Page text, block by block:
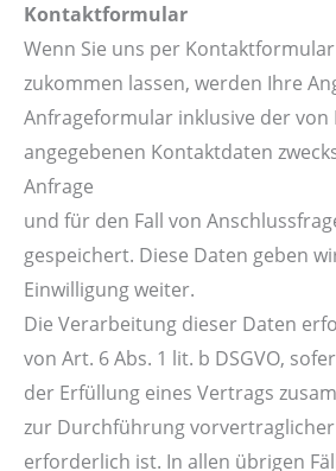
Kontaktformular
Wenn Sie uns per
zukommen lassen, werden Ihre
Anfrageformular inklusive der
angegebenen Kontaktdaten
Anfrage
und für den Fall von
gespeichert. Diese Daten geben
Einwilligung weiter.
Die Verarbeitung dieser Daten
von Art. 6 Abs. 1 lit. b DSGVO,
der Erfüllung eines Vertrags
zur Durchführung
erforderlich ist. In allen übrigen